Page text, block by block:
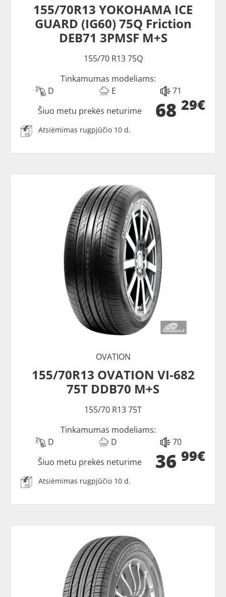
155/70R13 YOKOHAMA ICE
GUARD (IG60) 75Q Friction
DEB71 3PMSF M+S
155/70 R13 75Q
Tinkamumas modeliams:
D
E 71
68 29€
Šiuo metu prekės neturime
Atsiėmimas rugpjūčio 10 d.
OVATION
155/70R13 OVATION VI-682
75T DDB70 M+S
155/70 R13 75T
Tinkamumas modeliams:
D
D 70
36 99€
Šiuo metu prekės neturime
Atsiėmimas rugpjūčio 10 d.